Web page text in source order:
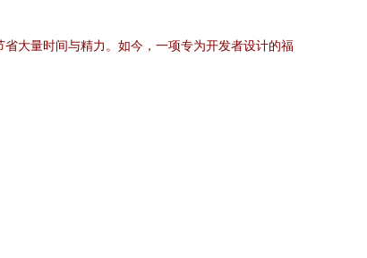
大量时间与精力。如今，一项专为开发者设计的福